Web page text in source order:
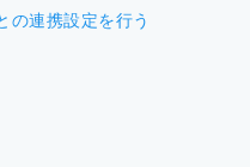
の連携設定を行う